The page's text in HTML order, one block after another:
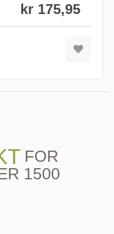
kr 175,95
FOR
1500